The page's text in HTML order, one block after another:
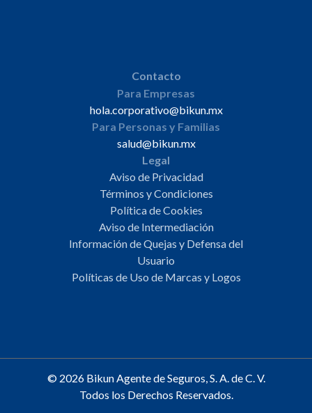
Contacto
Para Empresas
hola.corporativo@bikun.mx
Para Personas y Familias
salud@bikun.mx
Legal
Aviso de Privacidad
Términos y Condiciones
Política de Cookies
Aviso de Intermediación
Información de Quejas y Defensa del
Usuario
Políticas de Uso de Marcas y Logos
© 2026 Bikun Agente de Seguros, S. A. de C. V.
Todos los Derechos Reservados.